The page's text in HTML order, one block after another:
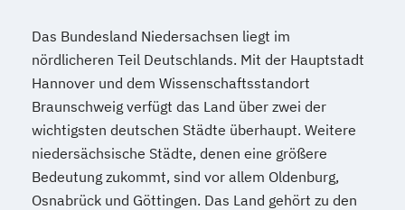
Das Bundesland Niedersachsen liegt im
nördlicheren Teil Deutschlands. Mit der Hauptstadt
Hannover und dem Wissenschaftsstandort
Braunschweig verfügt das Land über zwei der
wichtigsten deutschen Städte überhaupt. Weitere
niedersächsische Städte, denen eine größere
Bedeutung zukommt, sind vor allem Oldenburg,
Osnabrück und Göttingen. Das Land gehört zu den